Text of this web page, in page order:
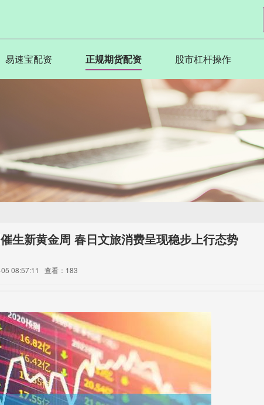
易速宝配资 正规期货配资 股市杠杆操作
生新黄金周 春日文旅消费呈现稳步上行态势
08:57:11 查看：183